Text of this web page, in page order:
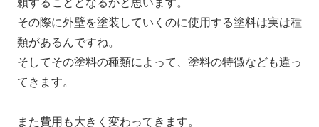
その際に外壁を塗装していくのに使用する塗料は実は種
類があるんですね。
そしてその塗料の種類によって、塗料の特徴なども違っ
てきます。
また費用も大きく変わってきます。